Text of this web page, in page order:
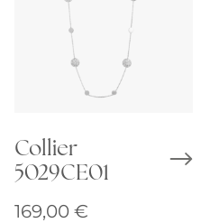
Collier
5029CE01
169,00 €